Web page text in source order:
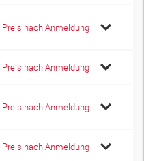
Preis nach Anmeldung
Preis nach Anmeldung
Preis nach Anmeldung
Preis nach Anmeldung